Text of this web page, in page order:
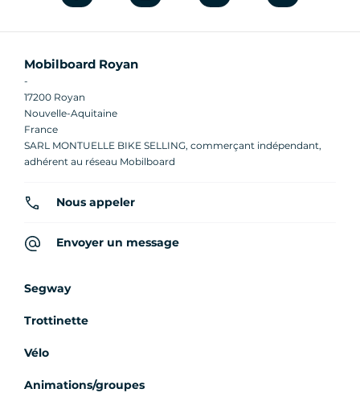
Mobilboard Royan
-
17200 Royan
Nouvelle-Aquitaine
France
SARL MONTUELLE BIKE SELLING, commerçant indépendant,
adhérent au réseau Mobilboard
Nous appeler
Envoyer un message
Segway
Trottinette
Vélo
Animations/groupes